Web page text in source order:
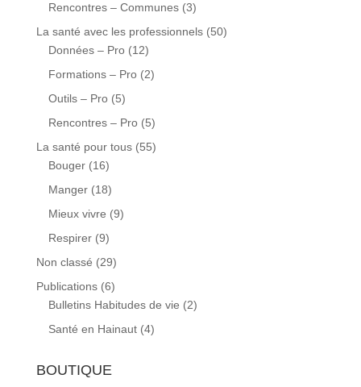
Rencontres – Communes(3)
La santé avec les professionnels(50)
Données – Pro(12)
Formations – Pro(2)
Outils – Pro(5)
Rencontres – Pro(5)
La santé pour tous(55)
Bouger(16)
Manger(18)
Mieux vivre (9)
Respirer(9)
Non classé (29)
Publications(6)
Bulletins Habitudes de vie (2)
Santé en Hainaut(4)
BOUTIQUE